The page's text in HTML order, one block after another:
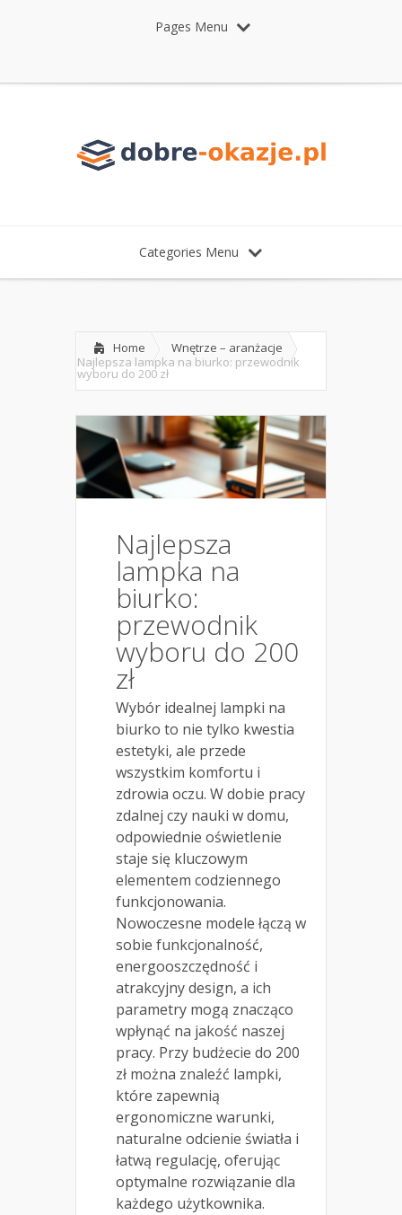
Pages Menu
Categories Menu
Home
Wnętrze – aranżacje
Najlepsza lampka na biurko: przewodnik
wyboru do 200 zł
Najlepsza
lampka na
biurko:
przewodnik
wyboru do 200
zł
Wybór idealnej lampki na
biurko to nie tylko kwestia
estetyki, ale przede
wszystkim komfortu i
zdrowia oczu. W dobie pracy
zdalnej czy nauki w domu,
odpowiednie oświetlenie
staje się kluczowym
elementem codziennego
funkcjonowania.
Nowoczesne modele łączą w
sobie funkcjonalność,
energooszczędność i
atrakcyjny design, a ich
parametry mogą znacząco
wpłynąć na jakość naszej
pracy. Przy budżecie do 200
zł można znaleźć lampki,
które zapewnią
ergonomiczne warunki,
naturalne odcienie światła i
łatwą regulację, oferując
optymalne rozwiązanie dla
każdego użytkownika.